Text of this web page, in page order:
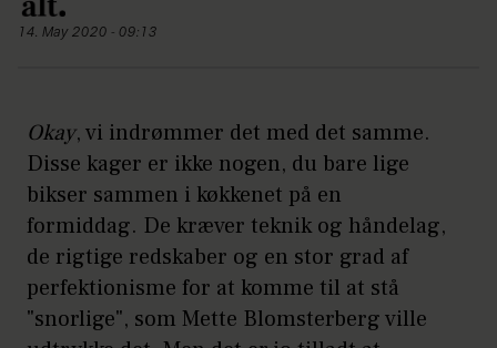
14. May 2020 - 09:13
Okay, vi indrømmer det med det samme.
Disse kager er ikke nogen, du bare lige
bikser sammen i køkkenet på en
formiddag. De kræver teknik og håndelag,
de rigtige redskaber og en stor grad af
perfektionisme for at komme til at stå
"snorlige", som Mette Blomsterberg ville